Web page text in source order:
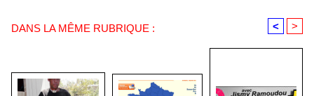
DANS LA MÊME RUBRIQUE : < >